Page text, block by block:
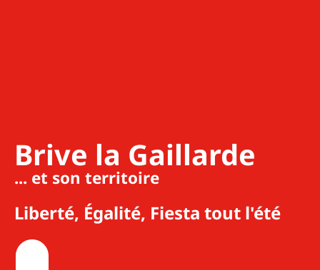
Brive la Gaillarde
... et son territoire
Liberté, Égalité, Fiesta tout l'été